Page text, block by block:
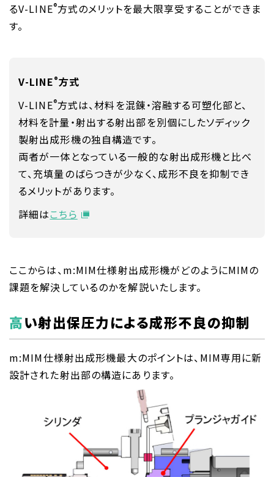
るV-LINE®方式のメリットを最大限享受することができま
す。
V-LINE®方式
V-LINE®方式は、材料を混錬・溶融する可塑化部と、
材料を計量・射出する射出部を別個にしたソディック
製射出成形機の独自構造です。
両者が一体となっている一般的な射出成形機と比べ
て、充填量のばらつきが少なく、成形不良を抑制でき
るメリットがあります。
詳細はこちら
ここからは、m:MIM仕様射出成形機がどのようにMIMの
課題を解決しているのかを解説いたします。
高い射出保圧力による成形不良の抑制
m:MIM仕様射出成形機最大のポイントは、MIM専用に新
設計された射出部の構造にあります。